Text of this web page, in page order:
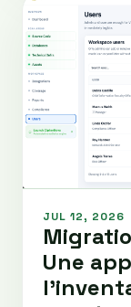
JUL 12, 2026
Une